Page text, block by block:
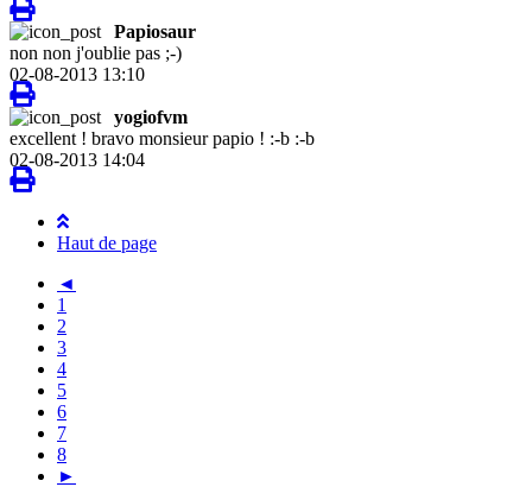
Papiosaur
non non j'oublie pas ;-)
02-08-2013 13:10
yogiofvm
excellent ! bravo monsieur papio ! :-b :-b
02-08-2013 14:04
Haut de page
◄
1
2
3
4
5
6
7
8
►